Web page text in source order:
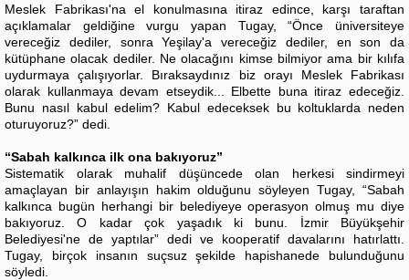
Meslek Fabrikası'na el konulmasına itiraz edince, karşı taraftan
açıklamalar geldiğine vurgu yapan Tugay, “Önce üniversiteye
vereceğiz dediler, sonra Yeşilay'a vereceğiz dediler, en son da
kütüphane olacak dediler. Ne olacağını kimse bilmiyor ama bir kılıfa
uydurmaya çalışıyorlar. Bıraksaydınız biz orayı Meslek Fabrikası
olarak kullanmaya devam etseydik... Elbette buna itiraz edeceğiz.
Bunu nasıl kabul edelim? Kabul edeceksek bu koltuklarda neden
oturuyoruz?” dedi.
“Sabah kalkınca ilk ona bakıyoruz”
Sistematik olarak muhalif düşüncede olan herkesi sindirmeyi
amaçlayan bir anlayışın hakim olduğunu söyleyen Tugay, “Sabah
kalkınca bugün herhangi bir belediyeye operasyon olmuş mu diye
bakıyoruz. O kadar çok yaşadık ki bunu. İzmir Büyükşehir
Belediyesi'ne de yaptılar” dedi ve kooperatif davalarını hatırlattı.
Tugay, birçok insanın suçsuz şekilde hapishanede bulunduğunu
söyledi.